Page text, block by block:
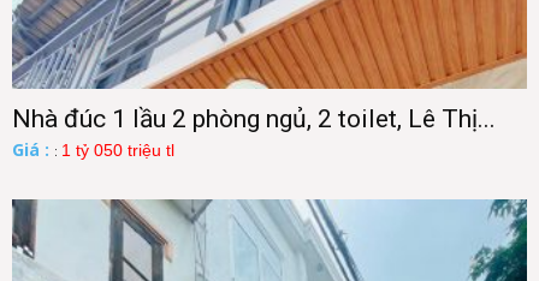
Nhà đúc 1 lầu 2 phòng ngủ, 2 toilet, Lê Thị...
Giá : : 1 tỷ 050 triệu tl